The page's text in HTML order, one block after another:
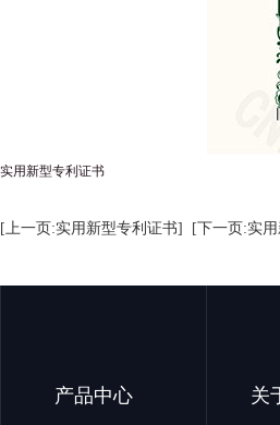
实用新型专利证书
[上一页:实用新型专利证书] [下一页:实
产品中心 关